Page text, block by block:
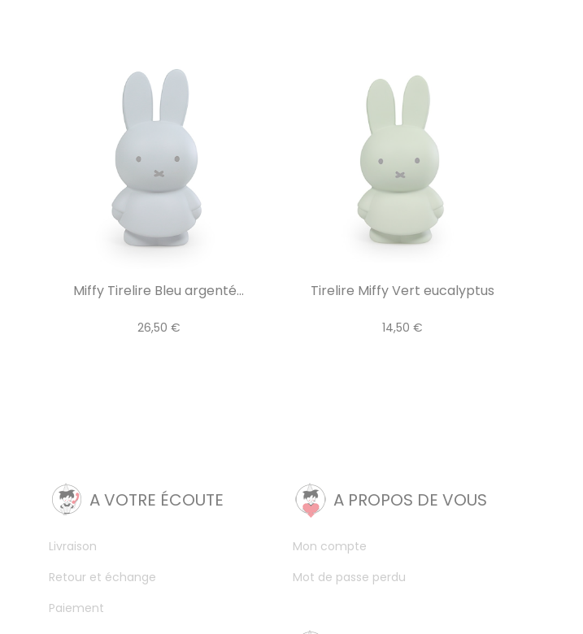
Miffy Tirelire Bleu argenté...
26,50 €
Tirelire Miffy Vert eucalyptus
14,50 €
A VOTRE ÉCOUTE
Livraison
Retour et échange
Paiement
A PROPOS DE VOUS
Mon compte
Mot de passe perdu